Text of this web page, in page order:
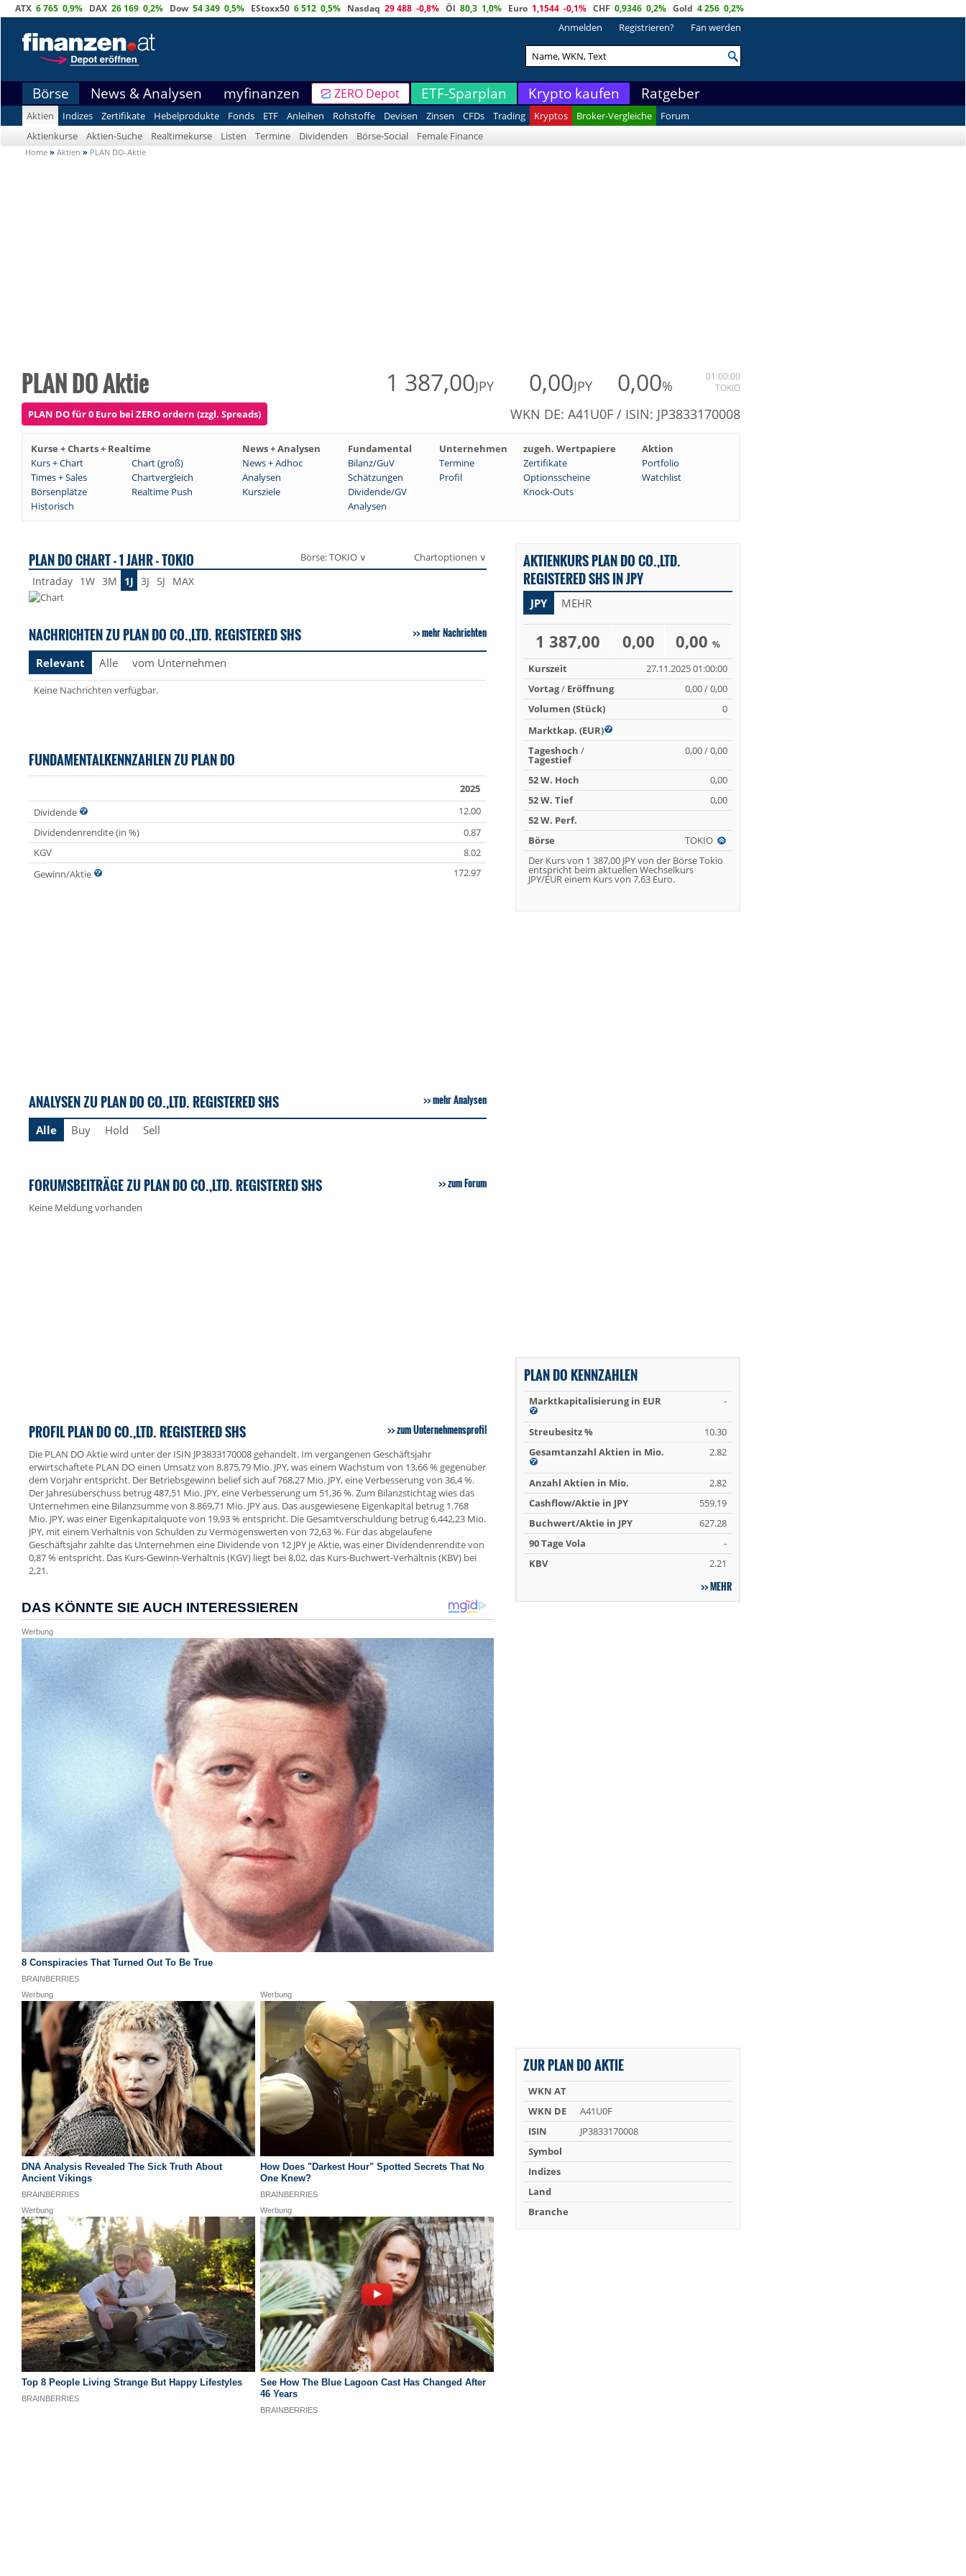
ATX 6 765 0,9% DAX 26 169 0,2% Dow 54 349 0,5% EStoxx50 6 512 0,5% Nasdaq 29 488 -0,8% Öl 80,3 1,0% Euro 1,1544 -0,1% CHF 0,9346 0,2% Gold 4 256 0,2%
Anmelden Registrieren? Fan werden
Börse News & Analysen myfinanzen ZERO Depot ETF-Sparplan Krypto kaufen Ratgeber
Aktien Indizes Zertifikate Hebelprodukte Fonds ETF Anleihen Rohstoffe Devisen Zinsen CFDs Trading Kryptos Broker-Vergleiche
Forum
Aktienkurse
Aktien-Suche Realtimekurse Listen Termine Dividenden Börse-Social Female Finance
Home » Aktien » PLAN DO-Aktie
PLAN DO Aktie 1 387,00JPY 0,00JPY 0,00%
01:00:00
TOKIO
PLAN DO für 0 Euro bei ZERO ordern (zzgl. Spreads) WKN DE: A41U0F / ISIN: JP3833170008
Kurse + Charts + Realtime News + Analysen Fundamental Unternehmen zugeh. Wertpapiere
Aktion
Kurs + Chart
Chart (groß) News + Adhoc Bilanz/GuV Termine Zertifikate
Portfolio
Times + Sales
Chartvergleich Analysen Schätzungen Profil Optionsscheine
Watchlist
Börsenplätze
Realtime Push Kursziele Dividende/GV
Knock-Outs
Historisch
Analysen
PLAN DO CHART - 1 JAHR - TOKIO Börse: TOKIO ∨ Chartoptionen ∨
Intraday 1W 3M 1J 3J 5J MAX
NACHRICHTEN ZU PLAN DO CO.,LTD. REGISTERED SHS mehr Nachrichten
Relevant Alle vom Unternehmen
Keine Nachrichten verfügbar.
FUNDAMENTALKENNZAHLEN ZU PLAN DO
2025
Dividende
12.00
Dividendenrendite (in %)
0.87
KGV
8.02
Gewinn/Aktie
172.97
ANALYSEN ZU PLAN DO CO.,LTD. REGISTERED SHS mehr Analysen
Alle Buy Hold Sell
FORUMSBEITRÄGE ZU PLAN DO CO.,LTD. REGISTERED SHS zum Forum
Keine Meldung vorhanden
PROFIL PLAN DO CO.,LTD. REGISTERED SHS zum Unternehmensprofil
Die PLAN DO Aktie wird unter der ISIN JP3833170008 gehandelt. Im vergangenen Geschäftsjahr
erwirtschaftete PLAN DO einen Umsatz von 8.875,79 Mio. JPY, was einem Wachstum von 13,66 % gegenüber
dem Vorjahr entspricht. Der Betriebsgewinn belief sich auf 768,27 Mio. JPY, eine Verbesserung von 36,4 %.
Der Jahresüberschuss betrug 487,51 Mio. JPY, eine Verbesserung um 51,36 %. Zum Bilanzstichtag wies das
Unternehmen eine Bilanzsumme von 8.869,71 Mio. JPY aus. Das ausgewiesene Eigenkapital betrug 1.768
Mio. JPY, was einer Eigenkapitalquote von 19,93 % entspricht. Die Gesamtverschuldung betrug 6.442,23 Mio.
JPY, mit einem Verhältnis von Schulden zu Vermögenswerten von 72,63 %. Für das abgelaufene
Geschäftsjahr zahlte das Unternehmen eine Dividende von 12 JPY je Aktie, was einer Dividendenrendite von
0,87 % entspricht. Das Kurs-Gewinn-Verhältnis (KGV) liegt bei 8,02, das Kurs-Buchwert-Verhältnis (KBV) bei
2,21.
AKTIENKURS PLAN DO CO.,LTD.
REGISTERED SHS IN JPY
JPY MEHR
1 387,00 0,00 0,00%
Kurszeit
27.11.2025 01:00:00
Vortag/ Eröffnung
0,00 / 0,00
Volumen (Stück)
0
Marktkap. (EUR)
Tageshoch /
Tagestief
0,00 / 0,00
52 W. Hoch
0,00
52 W. Tief
0,00
52 W. Perf.
Börse
TOKIO
Der Kurs von 1 387,00 JPY von der Börse Tokio
entspricht beim aktuellen Wechselkurs
JPY/EUR einem Kurs von 7,63 Euro.
PLAN DO KENNZAHLEN
Marktkapitalisierung in EUR -
Streubesitz %
10.30
Gesamtanzahl Aktien in Mio.
2.82
Anzahl Aktien in Mio.
2.82
Cashflow/Aktie in JPY
559.19
Buchwert/Aktie in JPY
627.28
90 Tage Vola
-
KBV
2.21
MEHR
ZUR PLAN DO AKTIE
WKN AT
WKN DE
A41U0F
ISIN
JP3833170008
Symbol
Indizes
Land
Branche